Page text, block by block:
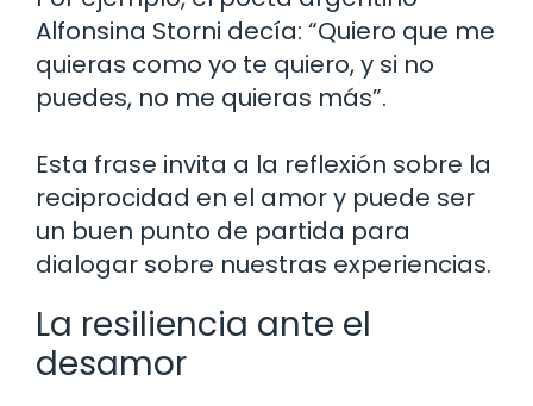
Alfonsina Storni decía: “Quiero que me
quieras como yo te quiero, y si no
puedes, no me quieras más”.
Esta frase invita a la reflexión sobre la
reciprocidad en el amor y puede ser
un buen punto de partida para
dialogar sobre nuestras experiencias.
La resiliencia ante el
desamor